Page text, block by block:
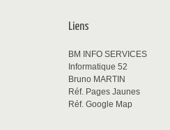
Liens
BM INFO SERVICES
Informatique 52
Bruno MARTIN
Réf. Pages Jaunes
Réf. Google Map